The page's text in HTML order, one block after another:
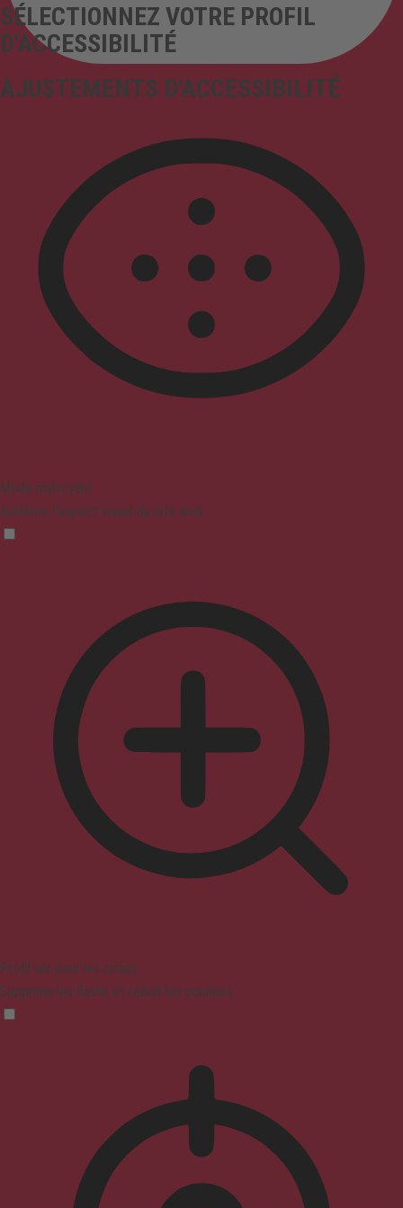
AJUSTEMENTS D'ACCESSIBILITÉ
SÉLECTIONNEZ VOTRE PROFIL
D'ACCESSIBILITÉ
Mode malvoyant
Améliore l'aspect visuel du site web
Profil sûr pour les crises
Supprime les flashs et réduit les couleurs